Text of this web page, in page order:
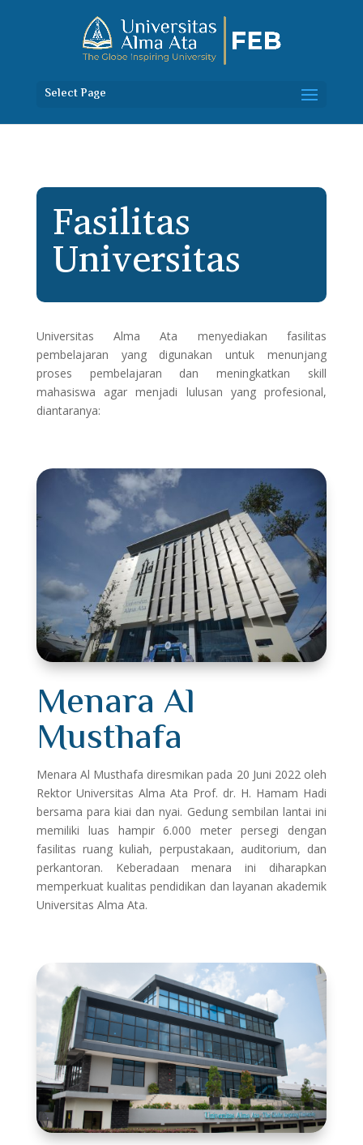
Select Page
Fasilitas
Universitas
Universitas Alma Ata menyediakan fasilitas
pembelajaran yang digunakan untuk menunjang
proses pembelajaran dan meningkatkan skill
mahasiswa agar menjadi lulusan yang profesional,
diantaranya:
Menara Al
Musthafa
Menara Al Musthafa diresmikan pada 20 Juni 2022 oleh
Rektor Universitas Alma Ata Prof. dr. H. Hamam Hadi
bersama para kiai dan nyai. Gedung sembilan lantai ini
memiliki luas hampir 6.000 meter persegi dengan
fasilitas ruang kuliah, perpustakaan, auditorium, dan
perkantoran. Keberadaan menara ini diharapkan
memperkuat kualitas pendidikan dan layanan akademik
Universitas Alma Ata.